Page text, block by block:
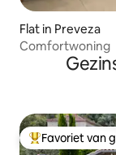
Flat in Preveza
Comfortwoning
Topfavoriet
Favoriet van